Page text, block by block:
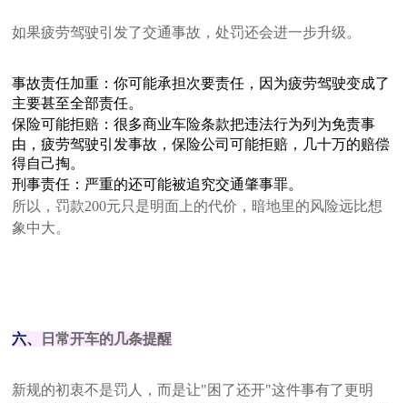
如果疲劳驾驶引发了交通事故，处罚还会进一步升级。
事故责任加重：你可能承担次要责任，因为疲劳驾驶变成了
主要甚至全部责任。
保险可能拒赔：很多商业车险条款把违法行为列为免责事
由，疲劳驾驶引发事故，保险公司可能拒赔，几十万的赔偿
得自己掏。
刑事责任：严重的还可能被追究交通肇事罪。
所以，罚款200元只是明面上的代价，暗地里的风险远比想
象中大。
六、 日常开车的几条提醒
新规的初衷不是罚人，而是让"困了还开"这件事有了更明